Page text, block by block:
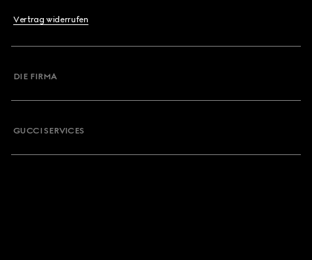
Vertrag widerrufen
DIE FIRMA
GUCCI SERVICES